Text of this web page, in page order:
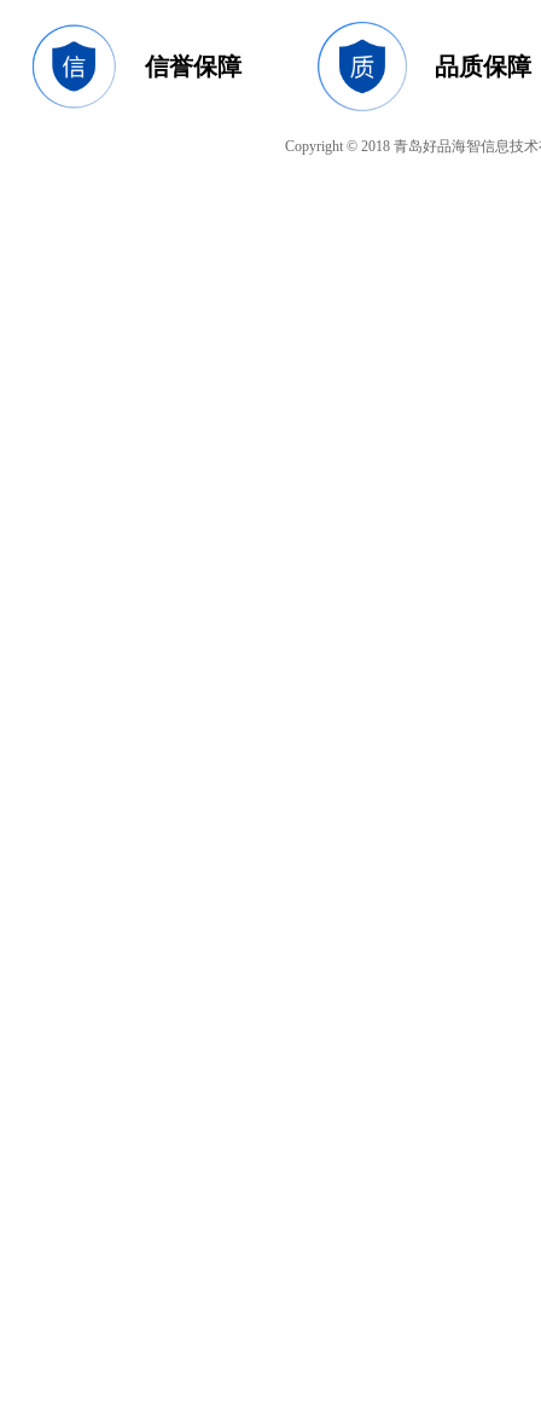
信誉保障 品质保障
Copyright © 2018 青岛好品海智信息技